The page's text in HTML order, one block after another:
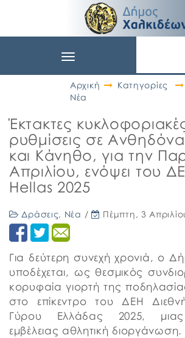
Toggle
Αρχική
Κατηγορίες
Νέα
Έκτακτες
ρυθμίσεις σε
και Κάνηθο, για την
Απριλίου, ενόψει του
Hellas 2025
Δράσεις, Νέα / Πέμπτη, 3
Για δεύτερη συνεχή χρονιά, ο
υποδέχεται, ως θεσμικός
κορυφαία γιορτή της
στο επίκεντρο του ΔΕΗ
Γύρου Ελλάδας 2025, μιας
εμβέλειας αθλητική διοργάνωση.